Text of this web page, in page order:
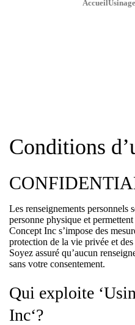
AccueilUsinage
Conditions
Les renseignements personnels
personne physique et
Concept Inc s’impose des
protection de la vie privée et
Soyez assuré qu’aucun
sans votre consentement.
Qui exploite
Inc‘?